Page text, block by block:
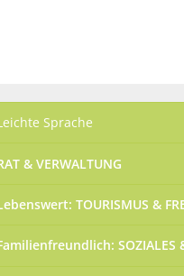
Sprache
& VERWALTUNG
TOURISMUS &
SOZIALES